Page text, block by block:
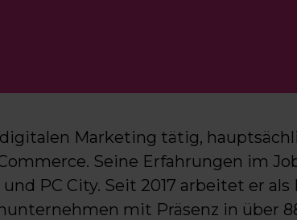
Marketing tätig,
Seine Erfahrungen im
PC City. Seit 2017 arbeitet er als
mit Präsenz in über